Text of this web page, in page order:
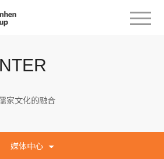
家文化的融合
媒体中心